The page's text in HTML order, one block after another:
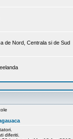
de Nord, Centrala si de Sud
diferiti.